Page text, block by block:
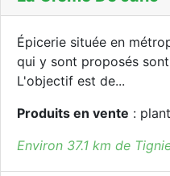
Épicerie située en
qui y sont proposés
L'objectif est de...
Produits en vente :
Environ 37.1 km de